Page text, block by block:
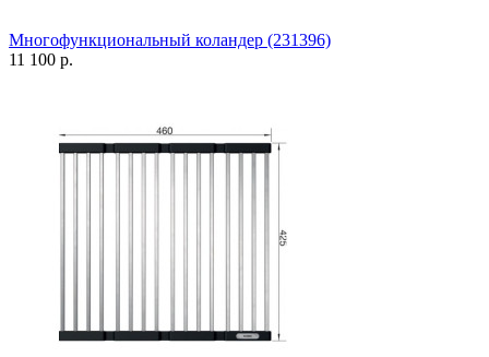
Многофункциональный коландер (231396)
11 100 р.